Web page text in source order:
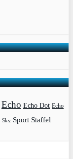
Echo Echo Dot Echo
Sky Sport Staffel